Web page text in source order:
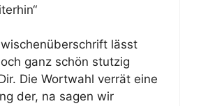
lässt
ganz schön stutzig
Die Wortwahl verrät eine
der, na sagen wir